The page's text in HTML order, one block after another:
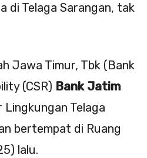
di Telaga Sarangan, tak
Jawa Timur, Tbk (Bank
(CSR) Bank Jatim
Lingkungan Telaga
bertempat di Ruang
lalu.